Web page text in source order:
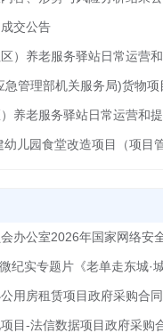
交公告
用房租赁项目政府采购合同
目-法信数据项目政府采购